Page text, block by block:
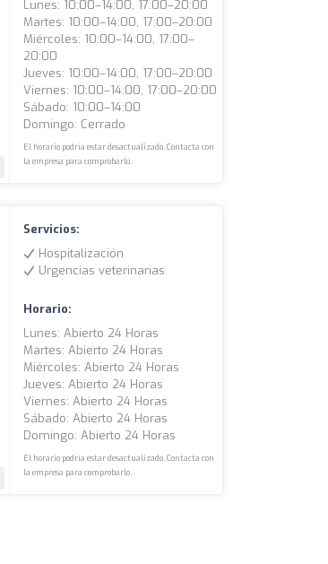
Lunes: 10:00–14:00, 17:00–20:00
Martes: 10:00–14:00, 17:00–20:00
Miércoles: 10:00–14:00, 17:00–
20:00
Jueves: 10:00–14:00, 17:00–20:00
Viernes: 10:00–14:00, 17:00–20:00
Sábado: 10:00–14:00
Domingo: Cerrado
El horario podría estar desactualizado. Contacta con
la empresa para comprobarlo.
Servicios:
Hospitalización
Urgencias veterinarias
Horario:
Lunes: Abierto 24 Horas
Martes: Abierto 24 Horas
Miércoles: Abierto 24 Horas
Jueves: Abierto 24 Horas
Viernes: Abierto 24 Horas
Sábado: Abierto 24 Horas
Domingo: Abierto 24 Horas
El horario podría estar desactualizado. Contacta con
la empresa para comprobarlo.